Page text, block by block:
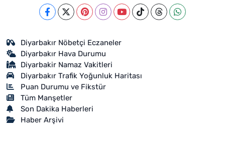
Diyarbakır Nöbetçi Eczaneler
Diyarbakır Hava Durumu
Diyarbakir Namaz Vakitleri
Diyarbakır Trafik Yoğunluk Haritası
Puan Durumu ve Fikstür
Tüm Manşetler
Son Dakika Haberleri
Haber Arşivi